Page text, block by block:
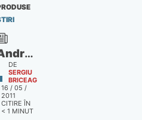
Market:
plătite
pentru
DE
SERGIU
BRICEAG
16 / 05 /
2011
CITIRE ÎN
< 1 MINUT